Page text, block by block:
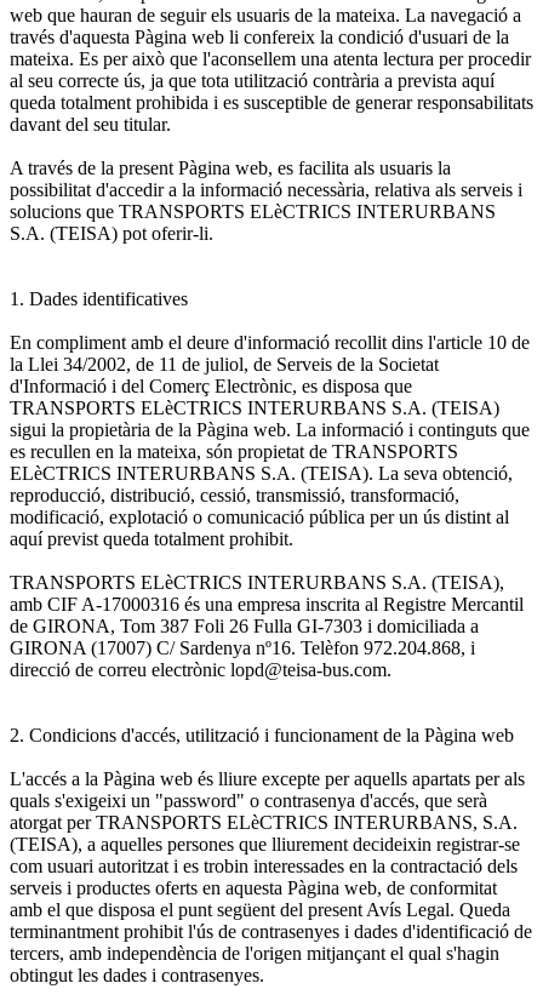
web que hauran de seguir els usuaris de la mateixa. La navegació a
través d'aquesta Pàgina web li confereix la condició d'usuari de la
mateixa. Es per això que l'aconsellem una atenta lectura per procedir
al seu correcte ús, ja que tota utilització contrària a prevista aquí
queda totalment prohibida i es susceptible de generar responsabilitats
davant del seu titular.
A través de la present Pàgina web, es facilita als usuaris la
possibilitat d'accedir a la informació necessària, relativa als serveis i
solucions que TRANSPORTS ELèCTRICS INTERURBANS
S.A. (TEISA) pot oferir-li.
1. Dades identificatives
En compliment amb el deure d'informació recollit dins l'article 10 de
la Llei 34/2002, de 11 de juliol, de Serveis de la Societat
d'Informació i del Comerç Electrònic, es disposa que
TRANSPORTS ELèCTRICS INTERURBANS S.A. (TEISA)
sigui la propietària de la Pàgina web. La informació i continguts que
es recullen en la mateixa, són propietat de TRANSPORTS
ELèCTRICS INTERURBANS S.A. (TEISA). La seva obtenció,
reproducció, distribució, cessió, transmissió, transformació,
modificació, explotació o comunicació pública per un ús distint al
aquí previst queda totalment prohibit.
TRANSPORTS ELèCTRICS INTERURBANS S.A. (TEISA),
amb CIF A-17000316 és una empresa inscrita al Registre Mercantil
de GIRONA, Tom 387 Foli 26 Fulla GI-7303 i domiciliada a
GIRONA (17007) C/ Sardenya nº16. Telèfon 972.204.868, i
direcció de correu electrònic lopd@teisa-bus.com.
2. Condicions d'accés, utilització i funcionament de la Pàgina web
L'accés a la Pàgina web és lliure excepte per aquells apartats per als
quals s'exigeixi un "password" o contrasenya d'accés, que serà
atorgat per TRANSPORTS ELèCTRICS INTERURBANS, S.A.
(TEISA), a aquelles persones que lliurement decideixin registrar-se
com usuari autoritzat i es trobin interessades en la contractació dels
serveis i productes oferts en aquesta Pàgina web, de conformitat
amb el que disposa el punt següent del present Avís Legal. Queda
terminantment prohibit l'ús de contrasenyes i dades d'identificació de
tercers, amb independència de l'origen mitjançant el qual s'hagin
obtingut les dades i contrasenyes.